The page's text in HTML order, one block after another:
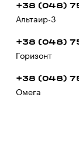
+38 (048)
Альтаир-3
+38 (048)
Горизонт
+38 (048)
Омега